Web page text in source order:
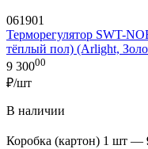
061901
Терморегулятор SWT-
тёплый пол) (Arlight,
9 30000
₽/шт
В наличии
Коробка (картон) 1 шт —